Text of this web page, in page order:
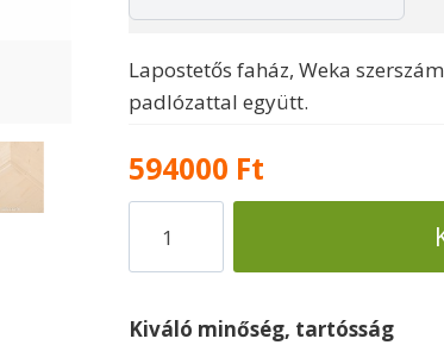
Lapostetős faház, Weka
padlózattal együtt.
594000 Ft
faház
Vinea227
Kiváló minőség, tartósság